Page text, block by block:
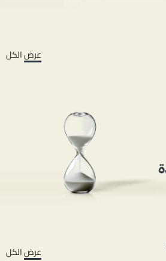
عرض الكل
عرض الكل